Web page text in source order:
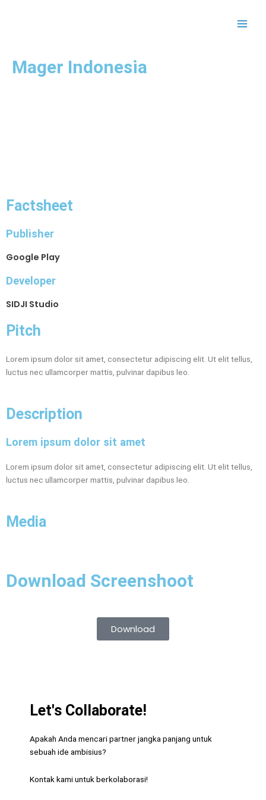
Mager Indonesia
Factsheet
Publisher
Google Play
Developer
SIDJI Studio
Pitch
Lorem ipsum dolor sit amet, consectetur adipiscing elit. Ut elit tellus,
luctus nec ullamcorper mattis, pulvinar dapibus leo.
Description
Lorem ipsum dolor sit amet
Lorem ipsum dolor sit amet, consectetur adipiscing elit. Ut elit tellus,
luctus nec ullamcorper mattis, pulvinar dapibus leo.
Media
Download Screenshoot
Download
Let's Collaborate!
Apakah Anda mencari partner jangka panjang untuk
sebuah ide ambisius?
Kontak kami untuk berkolaborasi!